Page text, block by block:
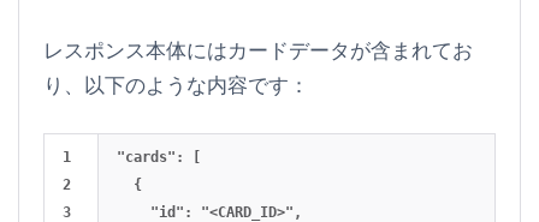
レスポンス本体にはカードデータが含まれてお
り、以下のような内容です：
1
2
3
"cards": [
  {
    "id": "<CARD_ID>",